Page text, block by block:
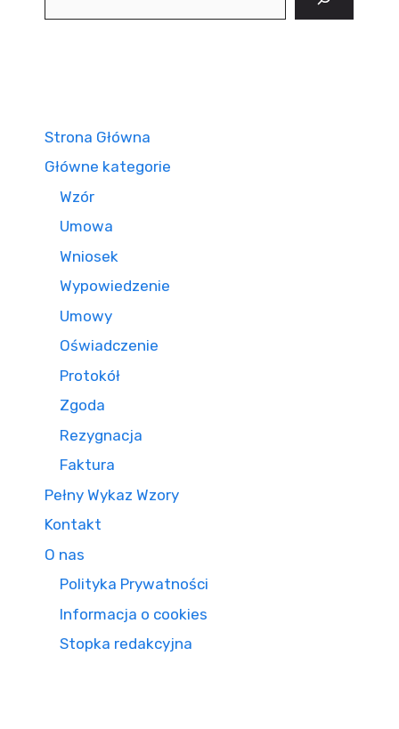
Strona Główna
Główne kategorie
Wzór
Umowa
Wniosek
Wypowiedzenie
Umowy
Oświadczenie
Protokół
Zgoda
Rezygnacja
Faktura
Pełny Wykaz Wzory
Kontakt
O nas
Polityka Prywatności
Informacja o cookies
Stopka redakcyjna